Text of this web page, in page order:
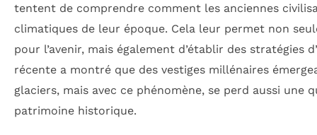
tentent de comprendre comment les anciennes
climatiques de leur époque. Cela leur permet non
pour l’avenir, mais également d’établir des stratégies
récente a montré que des vestiges millénaires
glaciers, mais avec ce phénomène, se perd aussi une
patrimoine historique.